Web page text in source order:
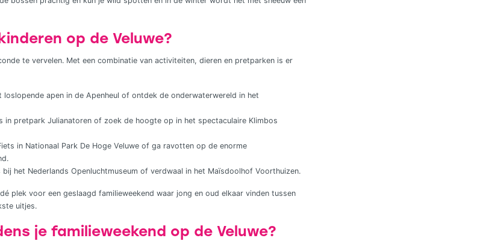
op de Veluwe?
te vervelen. Met een combinatie van activiteiten, dieren en pretparken is er
apen in de Apenheul of ontdek de onderwaterwereld in het
in pretpark Julianatoren of zoek de hoogte op in het spectaculaire Klimbos
in Nationaal Park De Hoge Veluwe of ga ravotten op de enorme
bij het Nederlands Openluchtmuseum of verdwaal in het Maïsdoolhof Voorthuizen.
plek voor een geslaagd familieweekend waar jong en oud elkaar vinden tussen
uitjes.
je familieweekend op de Veluwe?